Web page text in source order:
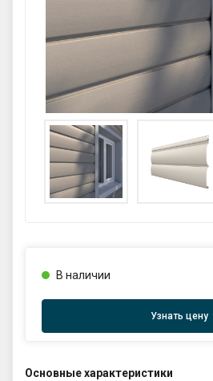
GPS
90123
Основные характеристики
В наличии
Узнать цену